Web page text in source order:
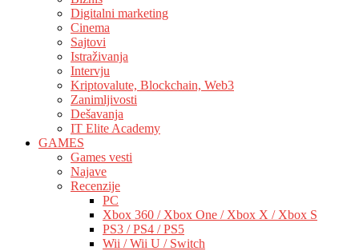
Digitalni marketing
Cinema
Sajtovi
Istraživanja
Intervju
Kriptovalute, Blockchain, Web3
Zanimljivosti
Dešavanja
IT Elite Academy
GAMES
Games vesti
Najave
Recenzije
PC
Xbox 360 / Xbox One / Xbox X / Xbox S
PS3 / PS4 / PS5
Wii / Wii U / Switch